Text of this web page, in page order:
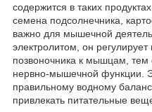
содержится в таких
семена подсолнечника,
важно для мышечной
электролитом, он
позвоночника к мышцам, тем
нервно-мышечной функции.
правильному водному
привлекать питательные